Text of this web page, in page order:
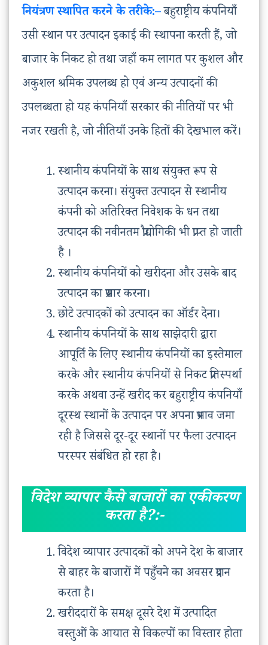
नियंत्रण स्थापित करने के तरीके:–बहुराष्ट्रीय कंपनियाँ
उसी स्थान पर उत्पादन इकाई की स्थापना करती हैं, जो
बाजार के निकट हो तथा जहाँ कम लागत पर कुशल और
अकुशल श्रमिक उपलब्ध हो एवं अन्य उत्पादनों की
उपलब्धता हो यह कंपनियाँ सरकार की नीतियों पर भी
नजर रखती है, जो नीतियाँ उनके हितों की देखभाल करें।
स्थानीय कंपनियों के साथ संयुक्त रूप से
उत्पादन करना। संयुक्त उत्पादन से स्थानीय
कंपनी को अतिरिक्त निवेशक के धन तथा
उत्पादन की नवीनतम प्रौद्योगिकी भी प्राप्त हो जाती
है ।
स्थानीय कंपनियों को खरीदना और उसके बाद
उत्पादन का प्रसार करना।
छोटे उत्पादकों को उत्पादन का ऑर्डर देना।
स्थानीय कंपनियों के साथ साझेदारी द्वारा
आपूर्ति के लिए स्थानीय कंपनियों का इस्तेमाल
करके और स्थानीय कंपनियों से निकट प्रतिस्पर्था
करके अथवा उन्हें खरीद कर बहुराष्ट्रीय कंपनियाँ
दूरस्थ स्थानों के उत्पादन पर अपना प्रभाव जमा
रही है जिससे दूर-दूर स्थानों पर फैला उत्पादन
परस्पर संबंधित हो रहा है।
विदेश व्यापार कैसे बाजारों का एकीकरण
करता है?:-
विदेश व्यापार उत्पादकों को अपने देश के बाजार
से बाहर के बाजारों में पहुँचने का अवसर प्रदान
करता है।
खरीददारों के समक्ष दूसरे देश में उत्पादित
वस्तुओं के आयात से विकल्पों का विस्तार होता